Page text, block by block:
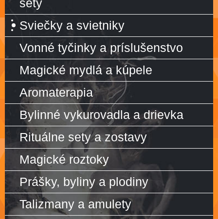
sety
Sviečky a svietniky
Vonné tyčinky a príslušenstvo
Magické mydlá a kúpele
Aromaterapia
Bylinné vykurovadla a drievka
Rituálne sety a zostavy
Magické roztoky
Prášky, byliny a plodiny
Talizmany a amulety